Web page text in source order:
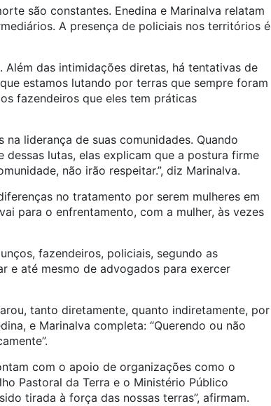
são constantes. Enedina e Marinalva relatam
A presença de policiais nos territórios é
Além das intimidações diretas, há tentativas de
estamos lutando por terras que sempre foram
fazendeiros que eles tem práticas
liderança de suas comunidades. Quando
lutas, elas explicam que a postura firme
não irão respeitar.”, diz Marinalva.
no tratamento por serem mulheres em
para o enfrentamento, com a mulher, às vezes
fazendeiros, policiais, segundo as
e até mesmo de advogados para exercer
tanto diretamente, quanto indiretamente, por
e Marinalva completa: “Querendo ou não
com o apoio de organizações como o
Pastoral da Terra e o Ministério Público
tirada à força das nossas terras”, afirmam.